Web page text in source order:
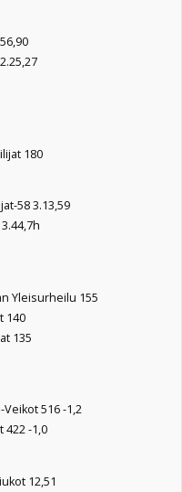
180
58 3.13,59
Yleisurheilu 155
140
135
516 -1,2
422 -1,0
12,51